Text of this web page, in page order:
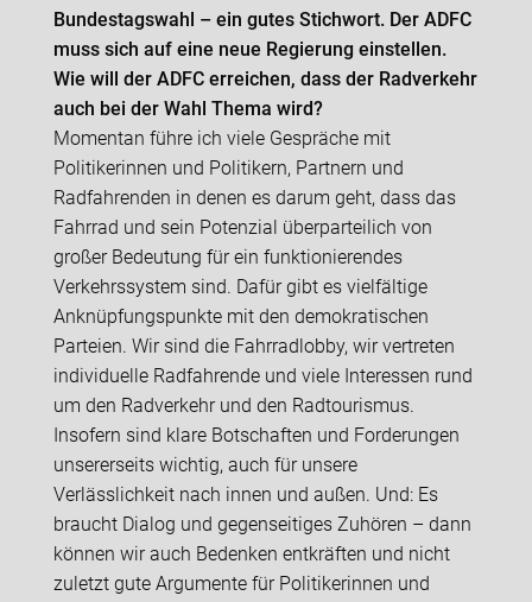
Bundestagswahl – ein gutes Stichwort. Der ADFC
muss sich auf eine neue Regierung einstellen.
Wie will der ADFC erreichen, dass der Radverkehr
auch bei der Wahl Thema wird?
Momentan führe ich viele Gespräche mit
Politikerinnen und Politikern, Partnern und
Radfahrenden in denen es darum geht, dass das
Fahrrad und sein Potenzial überparteilich von
großer Bedeutung für ein funktionierendes
Verkehrssystem sind. Dafür gibt es vielfältige
Anknüpfungspunkte mit den demokratischen
Parteien. Wir sind die Fahrradlobby, wir vertreten
individuelle Radfahrende und viele Interessen rund
um den Radverkehr und den Radtourismus.
Insofern sind klare Botschaften und Forderungen
unsererseits wichtig, auch für unsere
Verlässlichkeit nach innen und außen. Und: Es
braucht Dialog und gegenseitiges Zuhören – dann
können wir auch Bedenken entkräften und nicht
zuletzt gute Argumente für Politikerinnen und